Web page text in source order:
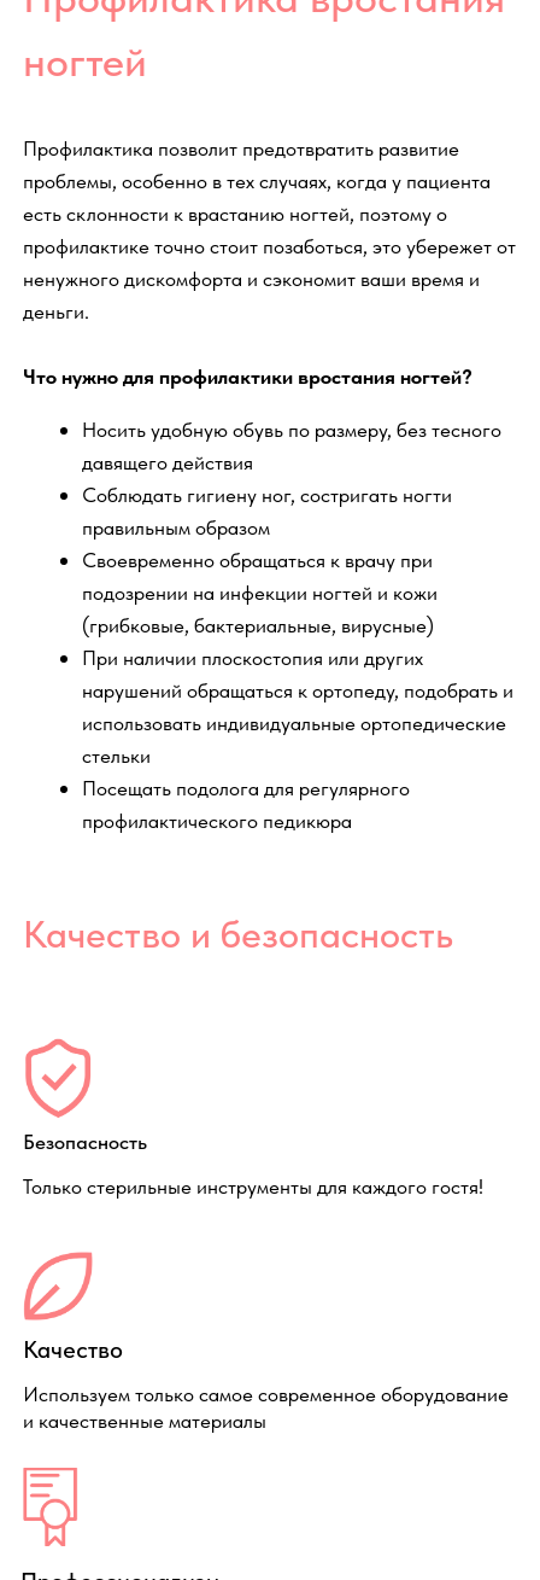
Профессиональные и компетентные специалисты
Цены
Специалисты клиники